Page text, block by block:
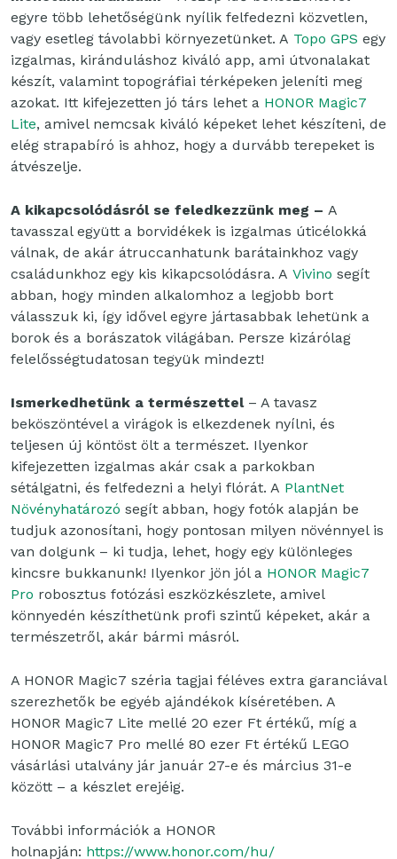
egyre több lehetőségünk nyílik felfedezni közvetlen,
vagy esetleg távolabbi környezetünket. A Topo GPS egy
izgalmas, kiránduláshoz kiváló app, ami útvonalakat
készít, valamint topográfiai térképeken jeleníti meg
azokat. Itt kifejezetten jó társ lehet a HONOR Magic7
Lite, amivel nemcsak kiváló képeket lehet készíteni, de
elég strapabíró is ahhoz, hogy a durvább terepeket is
átvészelje.
A kikapcsolódásról se feledkezzünk meg – A
tavasszal együtt a borvidékek is izgalmas úticélokká
válnak, de akár átruccanhatunk barátainkhoz vagy
családunkhoz egy kis kikapcsolódásra. A Vivino segít
abban, hogy minden alkalomhoz a legjobb bort
válasszuk ki, így idővel egyre jártasabbak lehetünk a
borok és a borászatok világában. Persze kizárólag
felelősségtudatosan tegyük mindezt!
Ismerkedhetünk a természettel – A tavasz
beköszöntével a virágok is elkezdenek nyílni, és
teljesen új köntöst ölt a természet. Ilyenkor
kifejezetten izgalmas akár csak a parkokban
sétálgatni, és felfedezni a helyi flórát. A PlantNet
Növényhatározó segít abban, hogy fotók alapján be
tudjuk azonosítani, hogy pontosan milyen növénnyel is
van dolgunk – ki tudja, lehet, hogy egy különleges
kincsre bukkanunk! Ilyenkor jön jól a HONOR Magic7
Pro robosztus fotózási eszközkészlete, amivel
könnyedén készíthetünk profi szintű képeket, akár a
természetről, akár bármi másról.
A HONOR Magic7 széria tagjai féléves extra garanciával
szerezhetők be egyéb ajándékok kíséretében. A
HONOR Magic7 Lite mellé 20 ezer Ft értékű, míg a
HONOR Magic7 Pro mellé 80 ezer Ft értékű LEGO
vásárlási utalvány jár január 27-e és március 31-e
között – a készlet erejéig.
További információk a HONOR
holnapján: https://www.honor.com/hu/